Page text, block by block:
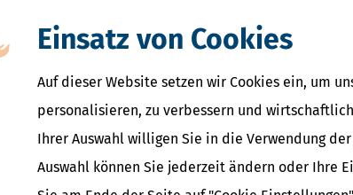
Einsatz von Cookies
Auf dieser Website setzen wir Cookies ein, um
personalisieren, zu verbessern und
Ihrer Auswahl willigen Sie in die Verwendung
Auswahl können Sie jederzeit ändern oder Ihre
flex (Steuerjahr